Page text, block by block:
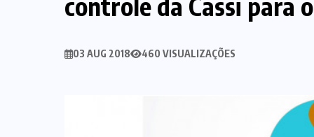
03 AUG 2018 460 VISUALIZAÇÕES